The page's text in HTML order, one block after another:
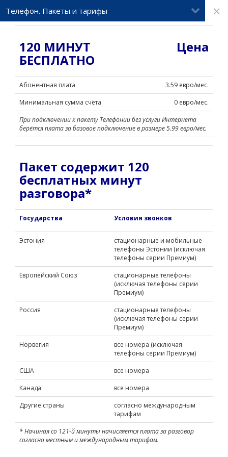
Телефон. Пакеты и тарифы ×
120 МИНУТ
БЕСПЛАТНО
Цена
Абонентная плата
3.59 евро/мес.
Минимальная сумма счёта
0 евро/мес.
При подключении к пакету Телефонии без услуги Интернета
берётся плата за базовое подключение в размере 5.99 евро/мес.
Пакет содержит 120
бесплатных минут
разговора*
Государства Условия звонков
Эстония
стационарные и мобильные
телефоны Эстонии (исключая
телефоны серии Премиум)
Европейский Союз
стационарные телефоны
(исключая телефоны серии
Премиум)
Россия
стационарные телефоны
(исключая телефоны серии
Премиум)
Норвегия
все номера (исключая
телефоны серии Премиум)
США
все номера
Канада
все номера
Другие страны
согласно международным
тарифам
* Начиная сo 121-й минуты начисляется плата за разговор
согласно местным и международным тарифам.